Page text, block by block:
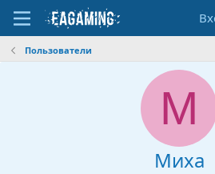
Пользователи
М
Миха